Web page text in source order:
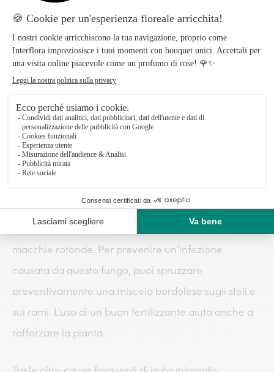
a liberare la pianta dall’acqua in eccesso.
Le altre cause di ingiallimento o diimbrunimento di
una piantasono le malattie. La malattia più comune
è la phytophthora. Si tratta di un fungo che si
sviluppa soprattutto quando la pianta è in giardino
durante periodi di forte umidità. In questo caso,
noterai che anche le radici sono coperte di
marciume. L’aerazione del suolo è la soluzione
altremalattie che rendono le estremità marroni, ci
sono l’occhio di pavone, che è caratterizzato da
macchie rotonde. Per prevenire un’infezione
causata da questo fungo, puoi spruzzare
preventivamente una miscela bordolese sugli steli e
sui rami. L’uso di un buon fertilizzante aiuta anche a
rafforzare la pianta.